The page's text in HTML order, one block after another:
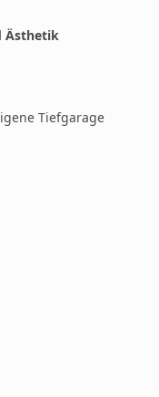
Ästhetik
Tiefgarage